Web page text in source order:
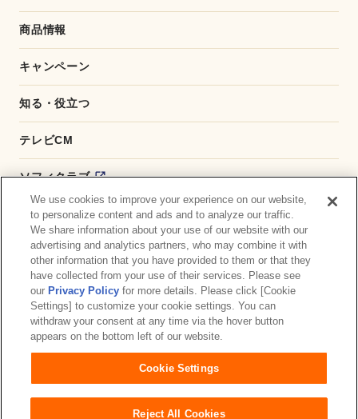
商品情報
キャンペーン
知る・役立つ
テレビCM
ソフィクラブ
かんたん応募サービス
ダイレクトショップ
商品取扱い店舗検索
お問い合わせ サイトマップ ウェブサイト利用規約
プライバシーポリシー 障がいの表記について
We use cookies to improve your experience on our website,
to personalize content and ads and to analyze our traffic.
We share information about your use of our website with our
advertising and analytics partners, who may combine it with
other information that you have provided to them or that they
have collected from your use of their services. Please see
our Privacy Policy for more details. Please click [Cookie
Settings] to customize your cookie settings. You can
withdraw your consent at any time via the hover button
appears on the bottom left of our website.
Cookie Settings
Reject All Cookies